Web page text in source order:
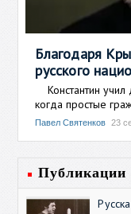
Благодаря
русского
Константин учил
когда простые
Павел Святенков 23
Публикации